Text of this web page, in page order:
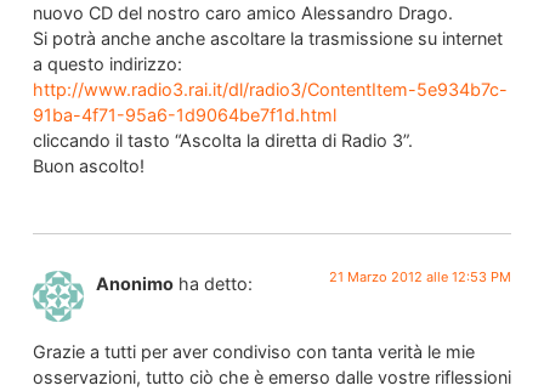
nuovo CD del nostro caro amico Alessandro Drago.
Si potrà anche anche ascoltare la trasmissione su internet
a questo indirizzo:
http://www.radio3.rai.it/dl/radio3/ContentItem-5e934b7c-
91ba-4f71-95a6-1d9064be7f1d.html
cliccando il tasto “Ascolta la diretta di Radio 3”.
Buon ascolto!
Anonimo ha detto: 21 Marzo 2012 alle 12:53 PM
Grazie a tutti per aver condiviso con tanta verità le mie
osservazioni, tutto ciò che è emerso dalle vostre riflessioni